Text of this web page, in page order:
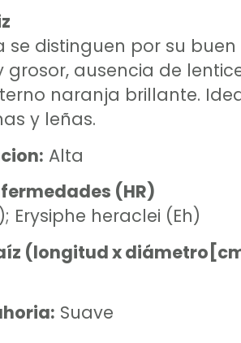
se distinguen por su
grosor, ausencia de
naranja brillante.
y leñas.
Alta
(HR)
Erysiphe heraclei (Eh)
(longitud x
Suave